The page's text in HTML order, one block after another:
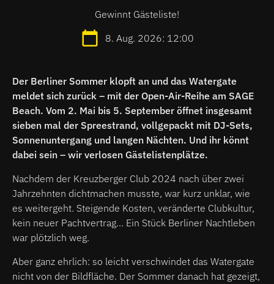
Gewinnt Gästeliste!
8. Aug. 2026: 12:00
Der Berliner Sommer klopft an und das Watergate
meldet sich zurück – mit der Open-Air-Reihe am SAGE
Beach. Vom 2. Mai bis 5. September öffnet insgesamt
sieben mal der Spreestrand, vollgepackt mit DJ-Sets,
Sonnenuntergang und langen Nächten. Und ihr könnt
dabei sein – wir verlosen Gästelistenplätze.
Nachdem der Kreuzberger Club 2024 nach über zwei
Jahrzehnten dichtmachen musste, war kurz unklar, wie
es weitergeht. Steigende Kosten, veränderte Clubkultur,
kein neuer Pachtvertrag... Ein Stück Berliner Nachtleben
war plötzlich weg.
Aber ganz ehrlich: so leicht verschwindet das Watergate
nicht von der Bildfläche. Der Sommer danach hat gezeigt,